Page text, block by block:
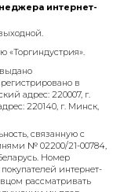
интернет-
«Торгиндустрия».
в
адрес: 220007, г.
220140, г. Минск,
связанную с
№ 02200/21-00784,
Номер
интернет-
рассматривать